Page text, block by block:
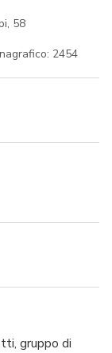
58
2454
gruppo di